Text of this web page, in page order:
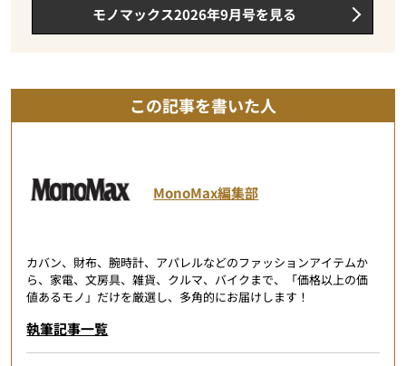
モノマックス2026年9月号を見る
この記事を書いた人
MonoMax編集部
カバン、財布、腕時計、アパレルなどのファッションアイテムか
ら、家電、文房具、雑貨、クルマ、バイクまで、「価格以上の価
値あるモノ」だけを厳選し、多角的にお届けします！
執筆記事一覧